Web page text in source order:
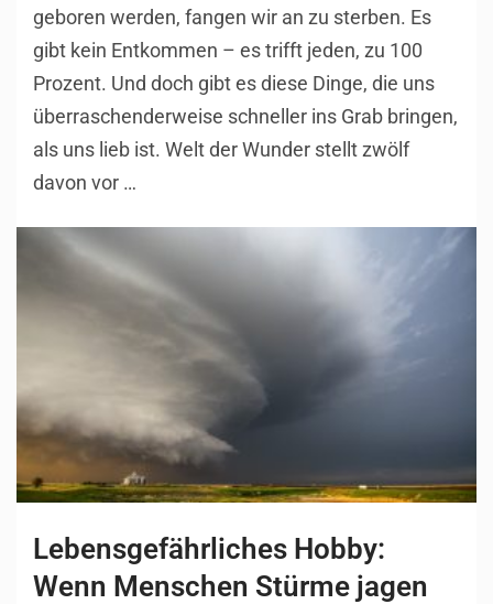
geboren werden, fangen wir an zu sterben. Es
gibt kein Entkommen – es trifft jeden, zu 100
Prozent. Und doch gibt es diese Dinge, die uns
überraschenderweise schneller ins Grab bringen,
als uns lieb ist. Welt der Wunder stellt zwölf
davon vor …
Lebensgefährliches Hobby:
Wenn Menschen Stürme jagen